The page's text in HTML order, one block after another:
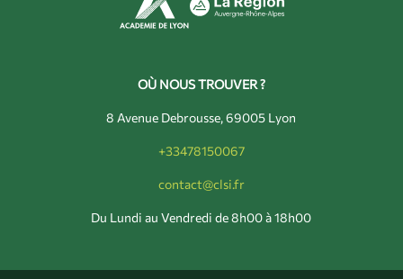
OÙ NOUS TROUVER ?
8 Avenue Debrousse, 69005 Lyon
+33478150067
contact@clsi.fr
Du Lundi au Vendredi de 8h00 à 18h00